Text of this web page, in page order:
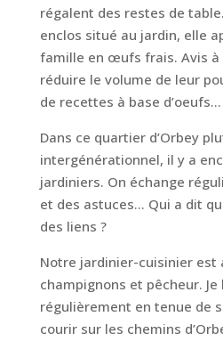
régalent des restes de
enclos situé au jardin, elle
famille en œufs frais. Avis à
réduire le volume de leur
de recettes à base d’oeufs…
Dans ce quartier d’Orbey
intergénérationnel, il y a
jardiniers. On échange
et des astuces… Qui a dit
des liens ?
Notre jardinier-cuisinier est
champignons et pêcheur.
régulièrement en tenue de
courir sur les chemins